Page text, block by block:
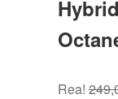
Rea!